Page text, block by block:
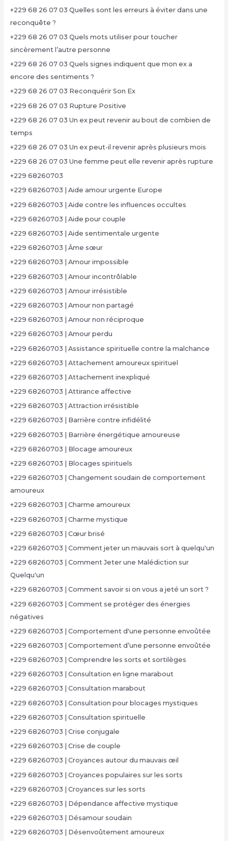
+229 68 26 07 03 Quelles sont les erreurs à éviter dans une
reconquête ?
+229 68 26 07 03 Quels mots utiliser pour toucher
sincèrement l’autre personne
+229 68 26 07 03 Quels signes indiquent que mon ex a
encore des sentiments ?
+229 68 26 07 03 Reconquérir Son Ex
+229 68 26 07 03 Rupture Positive
+229 68 26 07 03 Un ex peut revenir au bout de combien de
temps
+229 68 26 07 03 Un ex peut-il revenir après plusieurs mois
+229 68 26 07 03 Une femme peut elle revenir après rupture
+229 68260703
+229 68260703 | Aide amour urgente Europe
+229 68260703 | Aide contre les influences occultes
+229 68260703 | Aide pour couple
+229 68260703 | Aide sentimentale urgente
+229 68260703 | Âme sœur
+229 68260703 | Amour impossible
+229 68260703 | Amour incontrôlable
+229 68260703 | Amour irrésistible
+229 68260703 | Amour non partagé
+229 68260703 | Amour non réciproque
+229 68260703 | Amour perdu
+229 68260703 | Assistance spirituelle contre la malchance
+229 68260703 | Attachement amoureux spirituel
+229 68260703 | Attachement inexpliqué
+229 68260703 | Attirance affective
+229 68260703 | Attraction irrésistible
+229 68260703 | Barrière contre infidélité
+229 68260703 | Barrière énergétique amoureuse
+229 68260703 | Blocage amoureux
+229 68260703 | Blocages spirituels
+229 68260703 | Changement soudain de comportement
amoureux
+229 68260703 | Charme amoureux
+229 68260703 | Charme mystique
+229 68260703 | Cœur brisé
+229 68260703 | Comment jeter un mauvais sort à quelqu'un
+229 68260703 | Comment Jeter une Malédiction sur
Quelqu'un
+229 68260703 | Comment savoir si on vous a jeté un sort ?
+229 68260703 | Comment se protéger des énergies
négatives
+229 68260703 | Comportement d'une personne envoûtée
+229 68260703 | Comportement d’une personne envoûtée
+229 68260703 | Comprendre les sorts et sortilèges
+229 68260703 | Consultation en ligne marabout
+229 68260703 | Consultation marabout
+229 68260703 | Consultation pour blocages mystiques
+229 68260703 | Consultation spirituelle
+229 68260703 | Crise conjugale
+229 68260703 | Crise de couple
+229 68260703 | Croyances autour du mauvais œil
+229 68260703 | Croyances populaires sur les sorts
+229 68260703 | Croyances sur les sorts
+229 68260703 | Dépendance affective mystique
+229 68260703 | Désamour soudain
+229 68260703 | Désenvoûtement amoureux